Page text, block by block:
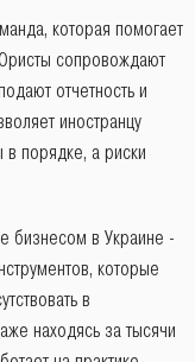
которая помогает
сопровождают
отчетность и
иностранцу
в порядке, а риски
бизнесом в Украине -
которые
в
находясь за тысячи